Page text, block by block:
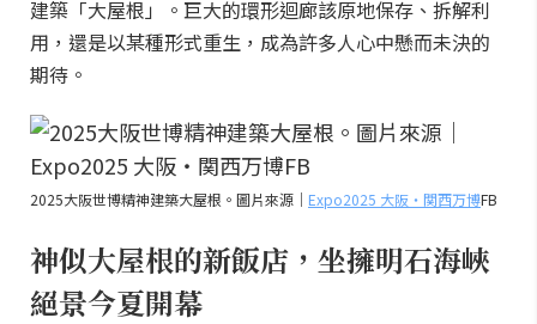
建築「大屋根」。巨大的環形迴廊該原地保存、拆解利
用，還是以某種形式重生，成為許多人心中懸而未決的
期待。
2025大阪世博精神建築大屋根。圖片來源｜ Expo2025 大阪・関西万博FB
神似大屋根的新飯店，坐擁明石海峽
絕景今夏開幕